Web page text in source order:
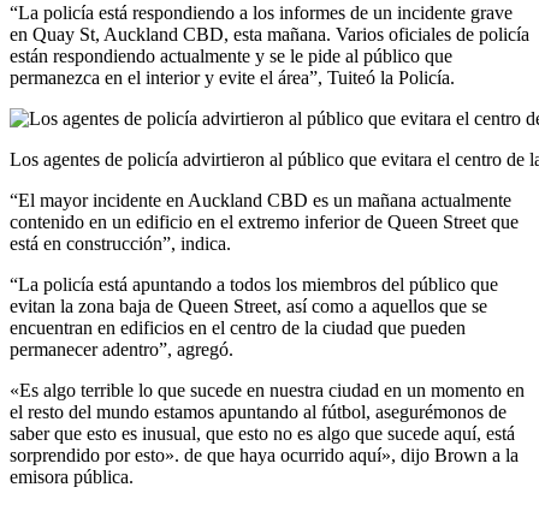
“La policía está respondiendo a los informes de un incidente grave
en Quay St, Auckland CBD, esta mañana. Varios oficiales de policía
están respondiendo actualmente y se le pide al público que
permanezca en el interior y evite el área”, Tuiteó la Policía.
Los agentes de policía advirtieron al público que evitara el centro de
“El mayor incidente en Auckland CBD es un mañana actualmente
contenido en un edificio en el extremo inferior de Queen Street que
está en construcción”, indica.
“La policía está apuntando a todos los miembros del público que
evitan la zona baja de Queen Street, así como a aquellos que se
encuentran en edificios en el centro de la ciudad que pueden
permanecer adentro”, agregó.
«Es algo terrible lo que sucede en nuestra ciudad en un momento en
el resto del mundo estamos apuntando al fútbol, ​​​​asegurémonos de
saber que esto es inusual, que esto no es algo que sucede aquí, está
sorprendido por esto». de que haya ocurrido aquí», dijo Brown a la
emisora ​​pública.